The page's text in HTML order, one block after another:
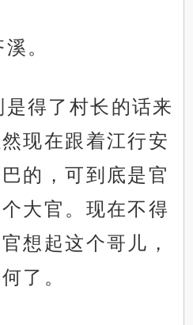
。
得了村长的话来
现在跟着江行安
的，可到底是官
大官。现在不得
想起这个哥儿，
了。